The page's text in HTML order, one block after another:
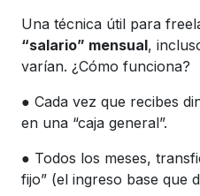
Una técnica útil para
“salario” mensual,
varían. ¿Cómo funciona?
● Cada vez que recibes
en una “caja general”.
● Todos los meses,
fijo” (el ingreso base que